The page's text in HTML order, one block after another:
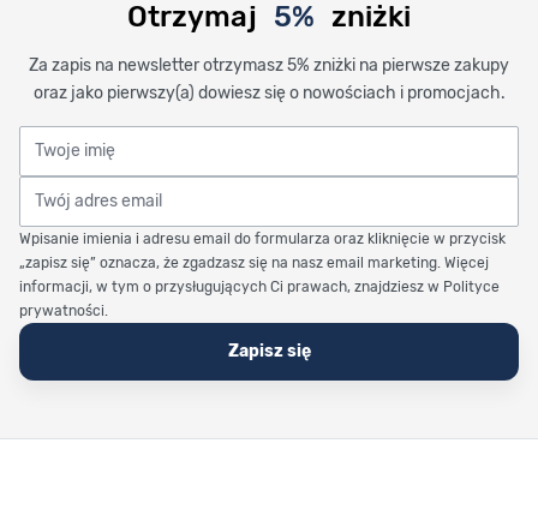
Otrzymaj 5% zniżki
Za zapis na newsletter otrzymasz 5% zniżki na pierwsze zakupy
oraz jako pierwszy(a) dowiesz się o nowościach i promocjach.
Twoje imię
Twój adres email
Wpisanie imienia i adresu email do formularza oraz kliknięcie w przycisk
„zapisz się” oznacza, że zgadzasz się na nasz email marketing. Więcej
informacji, w tym o przysługujących Ci prawach, znajdziesz w Polityce
prywatności.
Zapisz się